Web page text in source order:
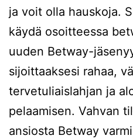
ja voit olla hauskoja.
käydä osoitteessa
uuden Betway-
sijoittaaksesi rahaa,
tervetuliaislahjan ja
pelaamisen. Vahvan
ansiosta Betway